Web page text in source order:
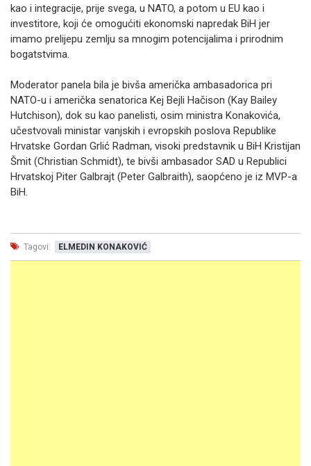
kao i integracije, prije svega, u NATO, a potom u EU kao i
investitore, koji će omogućiti ekonomski napredak BiH jer
imamo prelijepu zemlju sa mnogim potencijalima i prirodnim
bogatstvima.
Moderator panela bila je bivša američka ambasadorica pri
NATO-u i američka senatorica Kej Bejli Hačison (Kay Bailey
Hutchison), dok su kao panelisti, osim ministra Konakovića,
učestvovali ministar vanjskih i evropskih poslova Republike
Hrvatske Gordan Grlić Radman, visoki predstavnik u BiH Kristijan
Šmit (Christian Schmidt), te bivši ambasador SAD u Republici
Hrvatskoj Piter Galbrajt (Peter Galbraith), saopćeno je iz MVP-a
BiH.
Tagovi: ELMEDIN KONAKOVIĆ